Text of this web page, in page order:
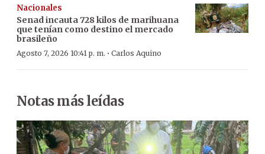
Nacionales
Senad incauta 728 kilos de marihuana
que tenían como destino el mercado
brasileño
Agosto 7, 2026 10:41 p. m. · Carlos Aquino
Notas más leídas